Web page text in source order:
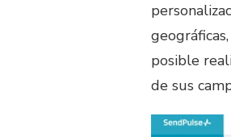
posible
de sus